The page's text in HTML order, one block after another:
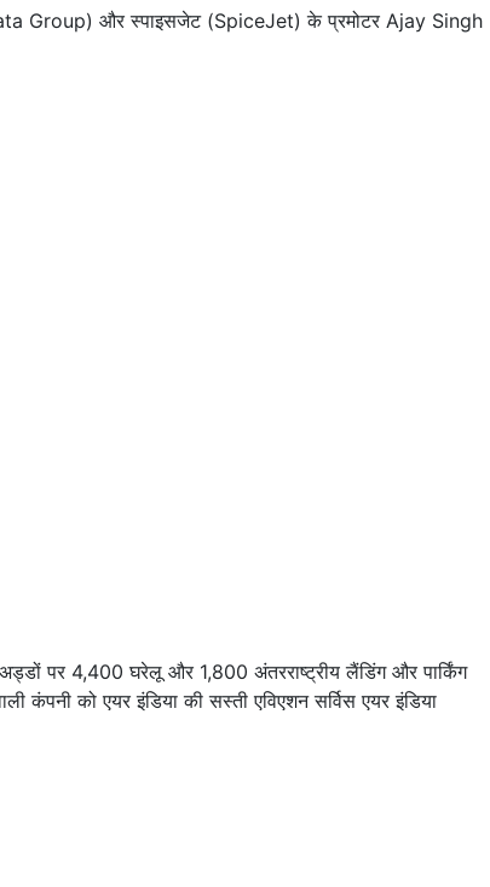
Group) और स्पाइसजेट (SpiceJet) के प्रमोटर Ajay Singh
पर 4,400 घरेलू और 1,800 अंतरराष्ट्रीय लैंडिंग और पार्किंग
कंपनी को एयर इंडिया की सस्ती एविएशन सर्विस एयर इंडिया